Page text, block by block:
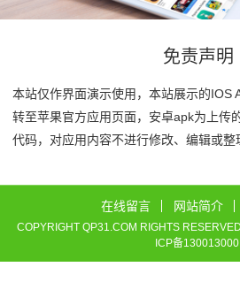
免责声明
本站仅作界面演示使用，本站展示的IOS
转至苹果官方应用页面，安卓apk为上传
代码，对应用内容不进行修改、编辑或整
在线留言 网站简介
COPYRIGHT QP31.COM RIGHTS
ICP备130013000